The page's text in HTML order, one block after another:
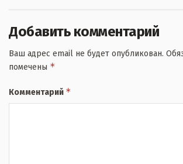
Добавить комментарий
Ваш адрес email не будет опубликован.
помечены *
Комментарий *